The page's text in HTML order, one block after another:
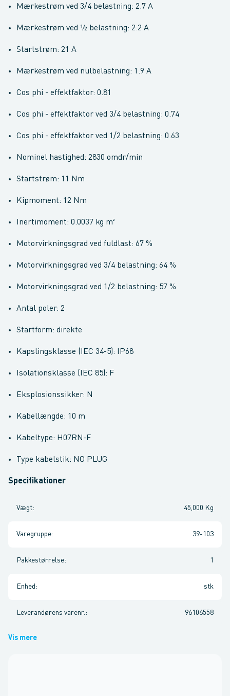
Mærkestrøm ved 3/4 belastning: 2.7 A
Mærkestrøm ved ½ belastning: 2.2 A
Startstrøm: 21 A
Mærkestrøm ved nulbelastning: 1.9 A
Cos phi - effektfaktor: 0.81
Cos phi - effektfaktor ved 3/4 belastning: 0.74
Cos phi - effektfaktor ved 1/2 belastning: 0.63
Nominel hastighed: 2830 omdr/min
Startstrøm: 11 Nm
Kipmoment: 12 Nm
Inertimoment: 0.0037 kg m²
Motorvirkningsgrad ved fuldlast: 67 %
Motorvirkningsgrad ved 3/4 belastning: 64 %
Motorvirkningsgrad ved 1/2 belastning: 57 %
Antal poler: 2
Startform: direkte
Kapslingsklasse (IEC 34-5): IP68
Isolationsklasse (IEC 85): F
Eksplosionssikker: N
Kabellængde: 10 m
Kabeltype: H07RN-F
Type kabelstik: NO PLUG
Specifikationer
Vægt: 45,000 Kg
Varegruppe: 39-103
Pakkestørrelse: 1
Enhed : stk
Leverandørens varenr. : 96106558
Vis mere